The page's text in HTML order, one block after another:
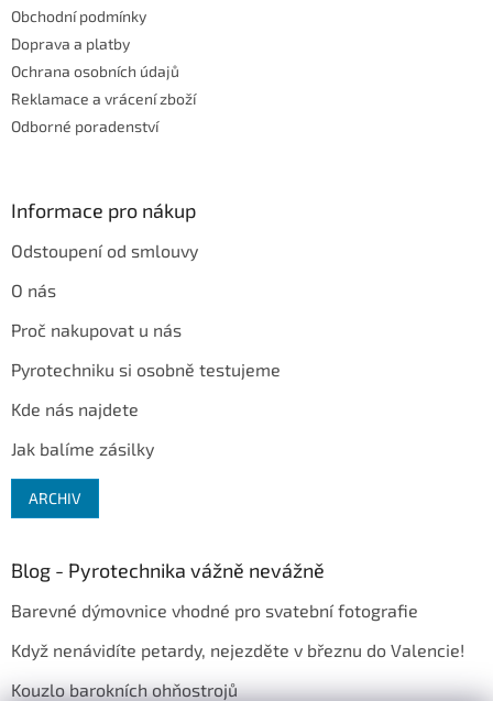
Obchodní podmínky
Doprava a platby
Ochrana osobních údajů
Reklamace a vrácení zboží
Odborné poradenství
Informace pro nákup
Odstoupení od smlouvy
O nás
Proč nakupovat u nás
Pyrotechniku si osobně testujeme
Kde nás najdete
Jak balíme zásilky
ARCHIV
Blog - Pyrotechnika vážně nevážně
Barevné dýmovnice vhodné pro svatební fotografie
Když nenávidíte petardy, nejezděte v březnu do Valencie!
Kouzlo barokních ohňostrojů